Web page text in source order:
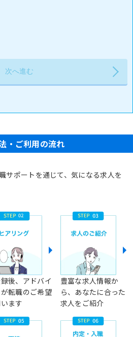
・ご利用の流れ
サポートを通じて、気になる求人を
後、アドバイ
転職のご希望
ます
豊富な求人情報か
ら、あなたに合った
求人をご紹介